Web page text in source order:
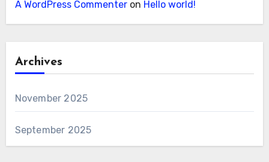
A WordPress Commenteron Hello world!
Archives
November 2025
September 2025